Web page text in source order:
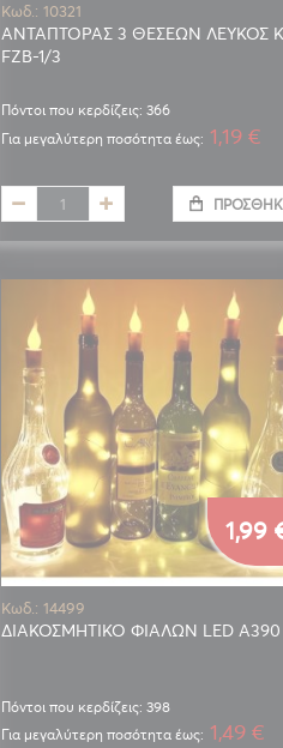
Κωδ.: 10321
ΑΝΤΑΠΤΟΡΑΣ 3 ΘΕΣΕΩΝ ΛΕΥΚΟΣ
FZB-1/3
Πόντοι που κερδίζεις: 366
Για μεγαλύτερη ποσότητα έως: 1,19 €
Κωδ.: 14499
ΔΙΑΚΟΣΜΗΤΙΚΟ ΦΙΑΛΩΝ LED A390
Πόντοι που κερδίζεις: 398
1,99
Για μεγαλύτερη ποσότητα έως: 1,49 €